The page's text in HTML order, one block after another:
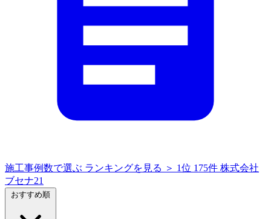
施工事例数で選ぶ ランキングを見る ＞ 1位 175件 株式会社
ブセナ21
おすすめ順